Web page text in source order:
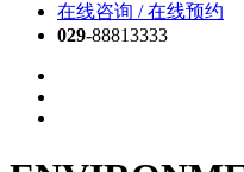
在线咨询 / 在线预约
029-88813333